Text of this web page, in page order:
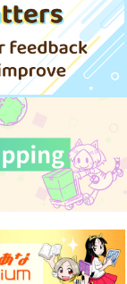
作品詳細